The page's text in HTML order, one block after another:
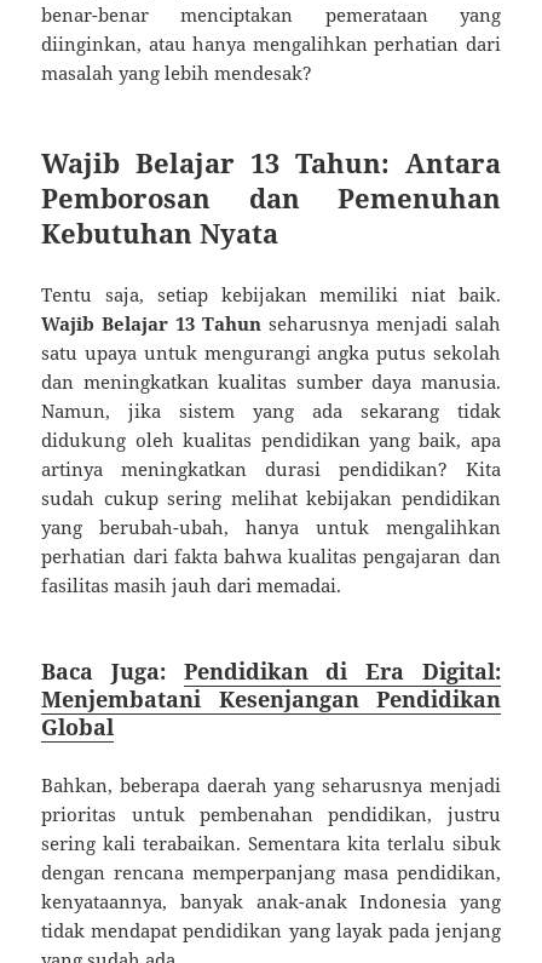
benar-benar menciptakan pemerataan yang
diinginkan, atau hanya mengalihkan perhatian dari
masalah yang lebih mendesak?
Wajib Belajar 13 Tahun: Antara
Pemborosan dan Pemenuhan
Kebutuhan Nyata
Tentu saja, setiap kebijakan memiliki niat baik.
Wajib Belajar 13 Tahun seharusnya menjadi salah
satu upaya untuk mengurangi angka putus sekolah
dan meningkatkan kualitas sumber daya manusia.
Namun, jika sistem yang ada sekarang tidak
didukung oleh kualitas pendidikan yang baik, apa
artinya meningkatkan durasi pendidikan? Kita
sudah cukup sering melihat kebijakan pendidikan
yang berubah-ubah, hanya untuk mengalihkan
perhatian dari fakta bahwa kualitas pengajaran dan
fasilitas masih jauh dari memadai.
Baca Juga:
Pendidikan di Era Digital:
Menjembatani Kesenjangan Pendidikan
Global
Bahkan, beberapa daerah yang seharusnya menjadi
prioritas untuk pembenahan pendidikan, justru
sering kali terabaikan. Sementara kita terlalu sibuk
dengan rencana memperpanjang masa pendidikan,
kenyataannya, banyak anak-anak Indonesia yang
tidak mendapat pendidikan yang layak pada jenjang